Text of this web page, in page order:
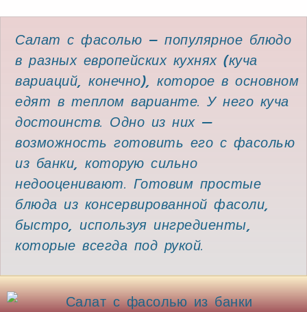
Салат с фасолью – популярное блюдо
в разных европейских кухнях (куча
вариаций, конечно), которое в основном
едят в теплом варианте. У него куча
достоинств. Одно из них —
возможность готовить его с фасолью
из банки, которую сильно
недооценивают. Готовим простые
блюда из консервированной фасоли,
быстро, используя ингредиенты,
которые всегда под рукой.